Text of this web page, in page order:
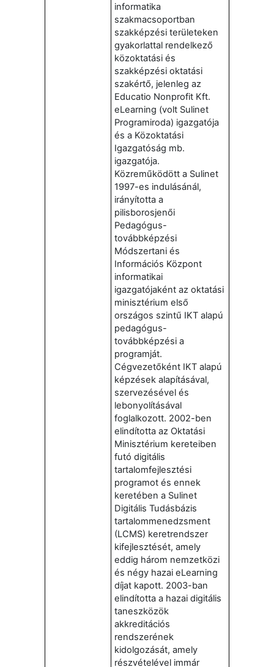
informatika
szakmacsoportban
szakképzési területeken
gyakorlattal rendelkező
közoktatási és
szakképzési oktatási
szakértő, jelenleg az
Educatio Nonprofit Kft.
eLearning (volt Sulinet
Programiroda) igazgatója
és a Közoktatási
Igazgatóság mb.
igazgatója.
Közreműködött a Sulinet
1997-es indulásánál,
irányította a
pilisborosjenői
Pedagógus-
továbbképzési
Módszertani és
Információs Központ
informatikai
igazgatójaként az oktatási
minisztérium első
országos szintű IKT alapú
pedagógus-
továbbképzési a
programját.
Cégvezetőként IKT alapú
képzések alapításával,
szervezésével és
lebonyolításával
foglalkozott. 2002-ben
elindította az Oktatási
Minisztérium kereteiben
futó digitális
tartalomfejlesztési
programot és ennek
keretében a Sulinet
Digitális Tudásbázis
tartalommenedzsment
(LCMS) keretrendszer
kifejlesztését, amely
eddig három nemzetközi
és négy hazai eLearning
díjat kapott. 2003-ban
elindította a hazai digitális
taneszközök
akkreditációs
rendszerének
kidolgozását, amely
részvételével immár